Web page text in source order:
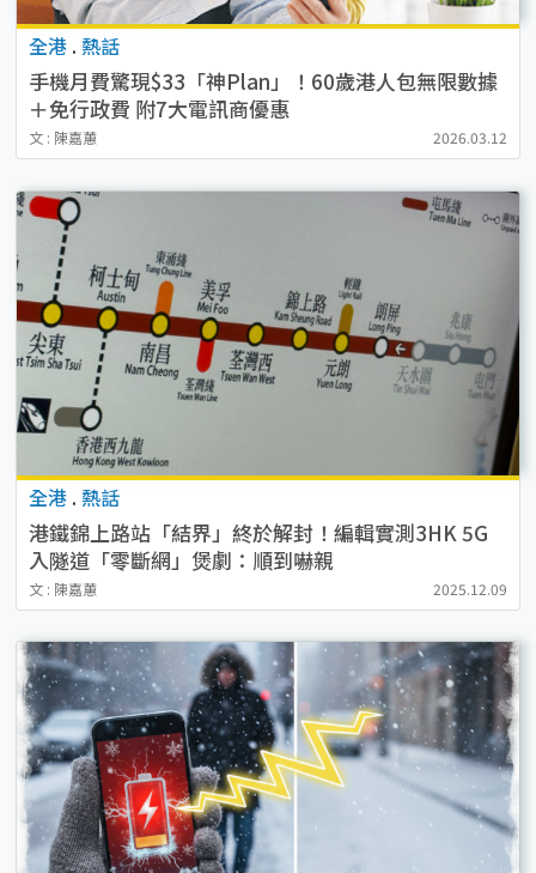
全港 . 熱話
手機月費驚現$33「神Plan」！60歲港人包無限數據
＋免行政費 附7大電訊商優惠
文 : 陳嘉蕙 2026.03.12
全港 . 熱話
港鐵錦上路站「結界」終於解封！編輯實測3HK 5G
入隧道「零斷網」煲劇：順到嚇親
文 : 陳嘉蕙 2025.12.09